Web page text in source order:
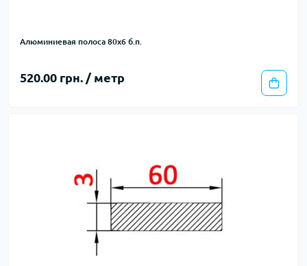
Алюминиевая полоса 80х6 б.п.
520.00 грн. / метр